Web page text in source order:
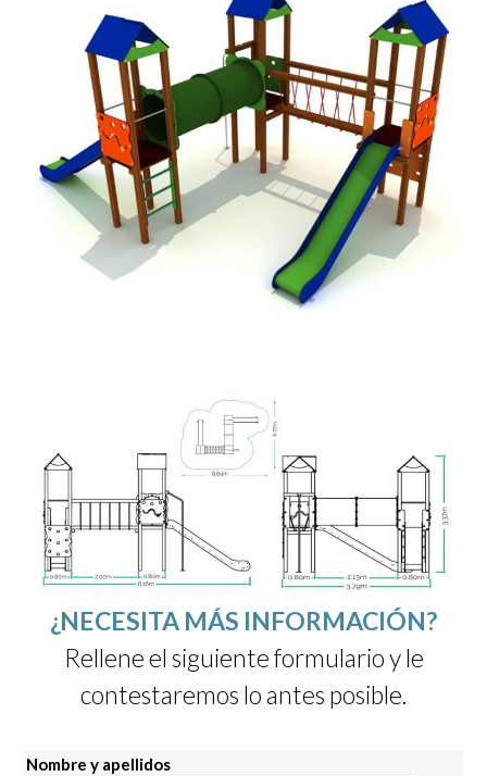
¿NECESITA MÁS INFORMACIÓN?
Rellene el siguiente formulario y le
contestaremos lo antes posible.
Nombre y apellidos